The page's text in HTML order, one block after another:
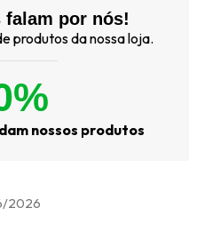
falam por nós!
produtos da nossa loja.
nossos produtos
2026